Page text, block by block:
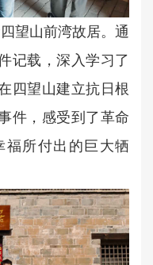
望山前湾故居。通
记载，深入学习了
四望山建立抗日根
件，感受到了革命
福所付出的巨大牺